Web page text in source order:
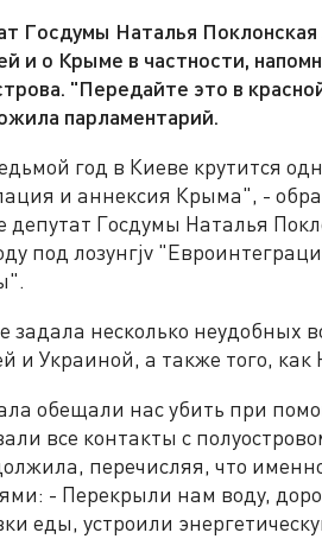
Госдумы Наталья
и о Крыме в частности,
"Передайте это в
парламентарий.
год в Киеве крутится
и аннексия Крыма", -
депутат Госдумы Наталья
под лозунгjv
задала несколько неудобных
и Украиной, а также того,
обещали нас убить при
все контакты с
перечисляя, что
- Перекрыли нам воду,
еды, устроили